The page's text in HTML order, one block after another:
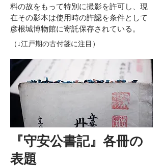
料の故をもって特別に撮影を許可し、現
在その影本は使用時の許認を条件として
彦根城博物館に寄託保存されている。
（↓江戸期の古付箋に注目）
『守安公書記』各冊の
表題